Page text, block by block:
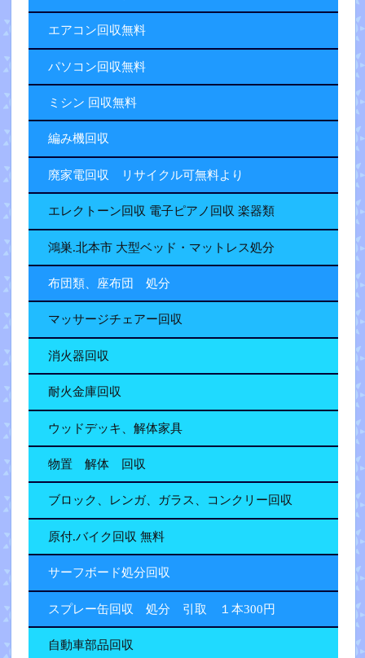
エアコン回収無料
パソコン回収無料
ミシン 回収無料
編み機回収
廃家電回収 リサイクル可無料より
エレクトーン回収 電子ピアノ回収 楽器類
鴻巣.北本市 大型ベッド・マットレス処分
布団類、座布団 処分
マッサージチェアー回収
消火器回収
耐火金庫回収
ウッドデッキ、解体家具
物置 解体 回収
ブロック、レンガ、ガラス、コンクリー回収
原付.バイク回収 無料
サーフボード処分回収
スプレー缶回収 処分 引取 １本300円
自動車部品回収